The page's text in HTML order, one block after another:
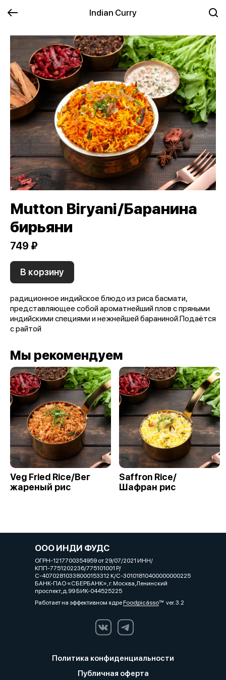
Indian Curry
Mutton Biryani/Баранина
бирьяни
749 ₽
В корзину
радиционное индийское блюдо из риса басмати,
представляющее собой ароматнейший плов с пряными
индийскими специями и нежнейшей бараниной.Подаётся
с райтой
Мы рекомендуем
Veg Fried Rice/Вег
жареный рис
Saffron Rice/
Шафран рис
ООО ИНДИ ФУДС
ОГРН-1217700354959 от 29/07/2021 ИНН/
КПП-7751202236/775101001 Р/
С-40702810338000153312 К/С-30101810400000000225
БАНК-ПАО «СБЕРБАНК», г. Москва,Ленинский
проспект,д.99 БИК-044525225
Работает на эффективном ядреFoodpicássover. 3.2
Политика конфиденциальности
Публичная оферта